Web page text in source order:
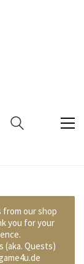
from our shop
you for your
(aka. Quests)